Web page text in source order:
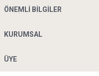
ÖNEMLI BILGILER
KURUMSAL
ÜYE